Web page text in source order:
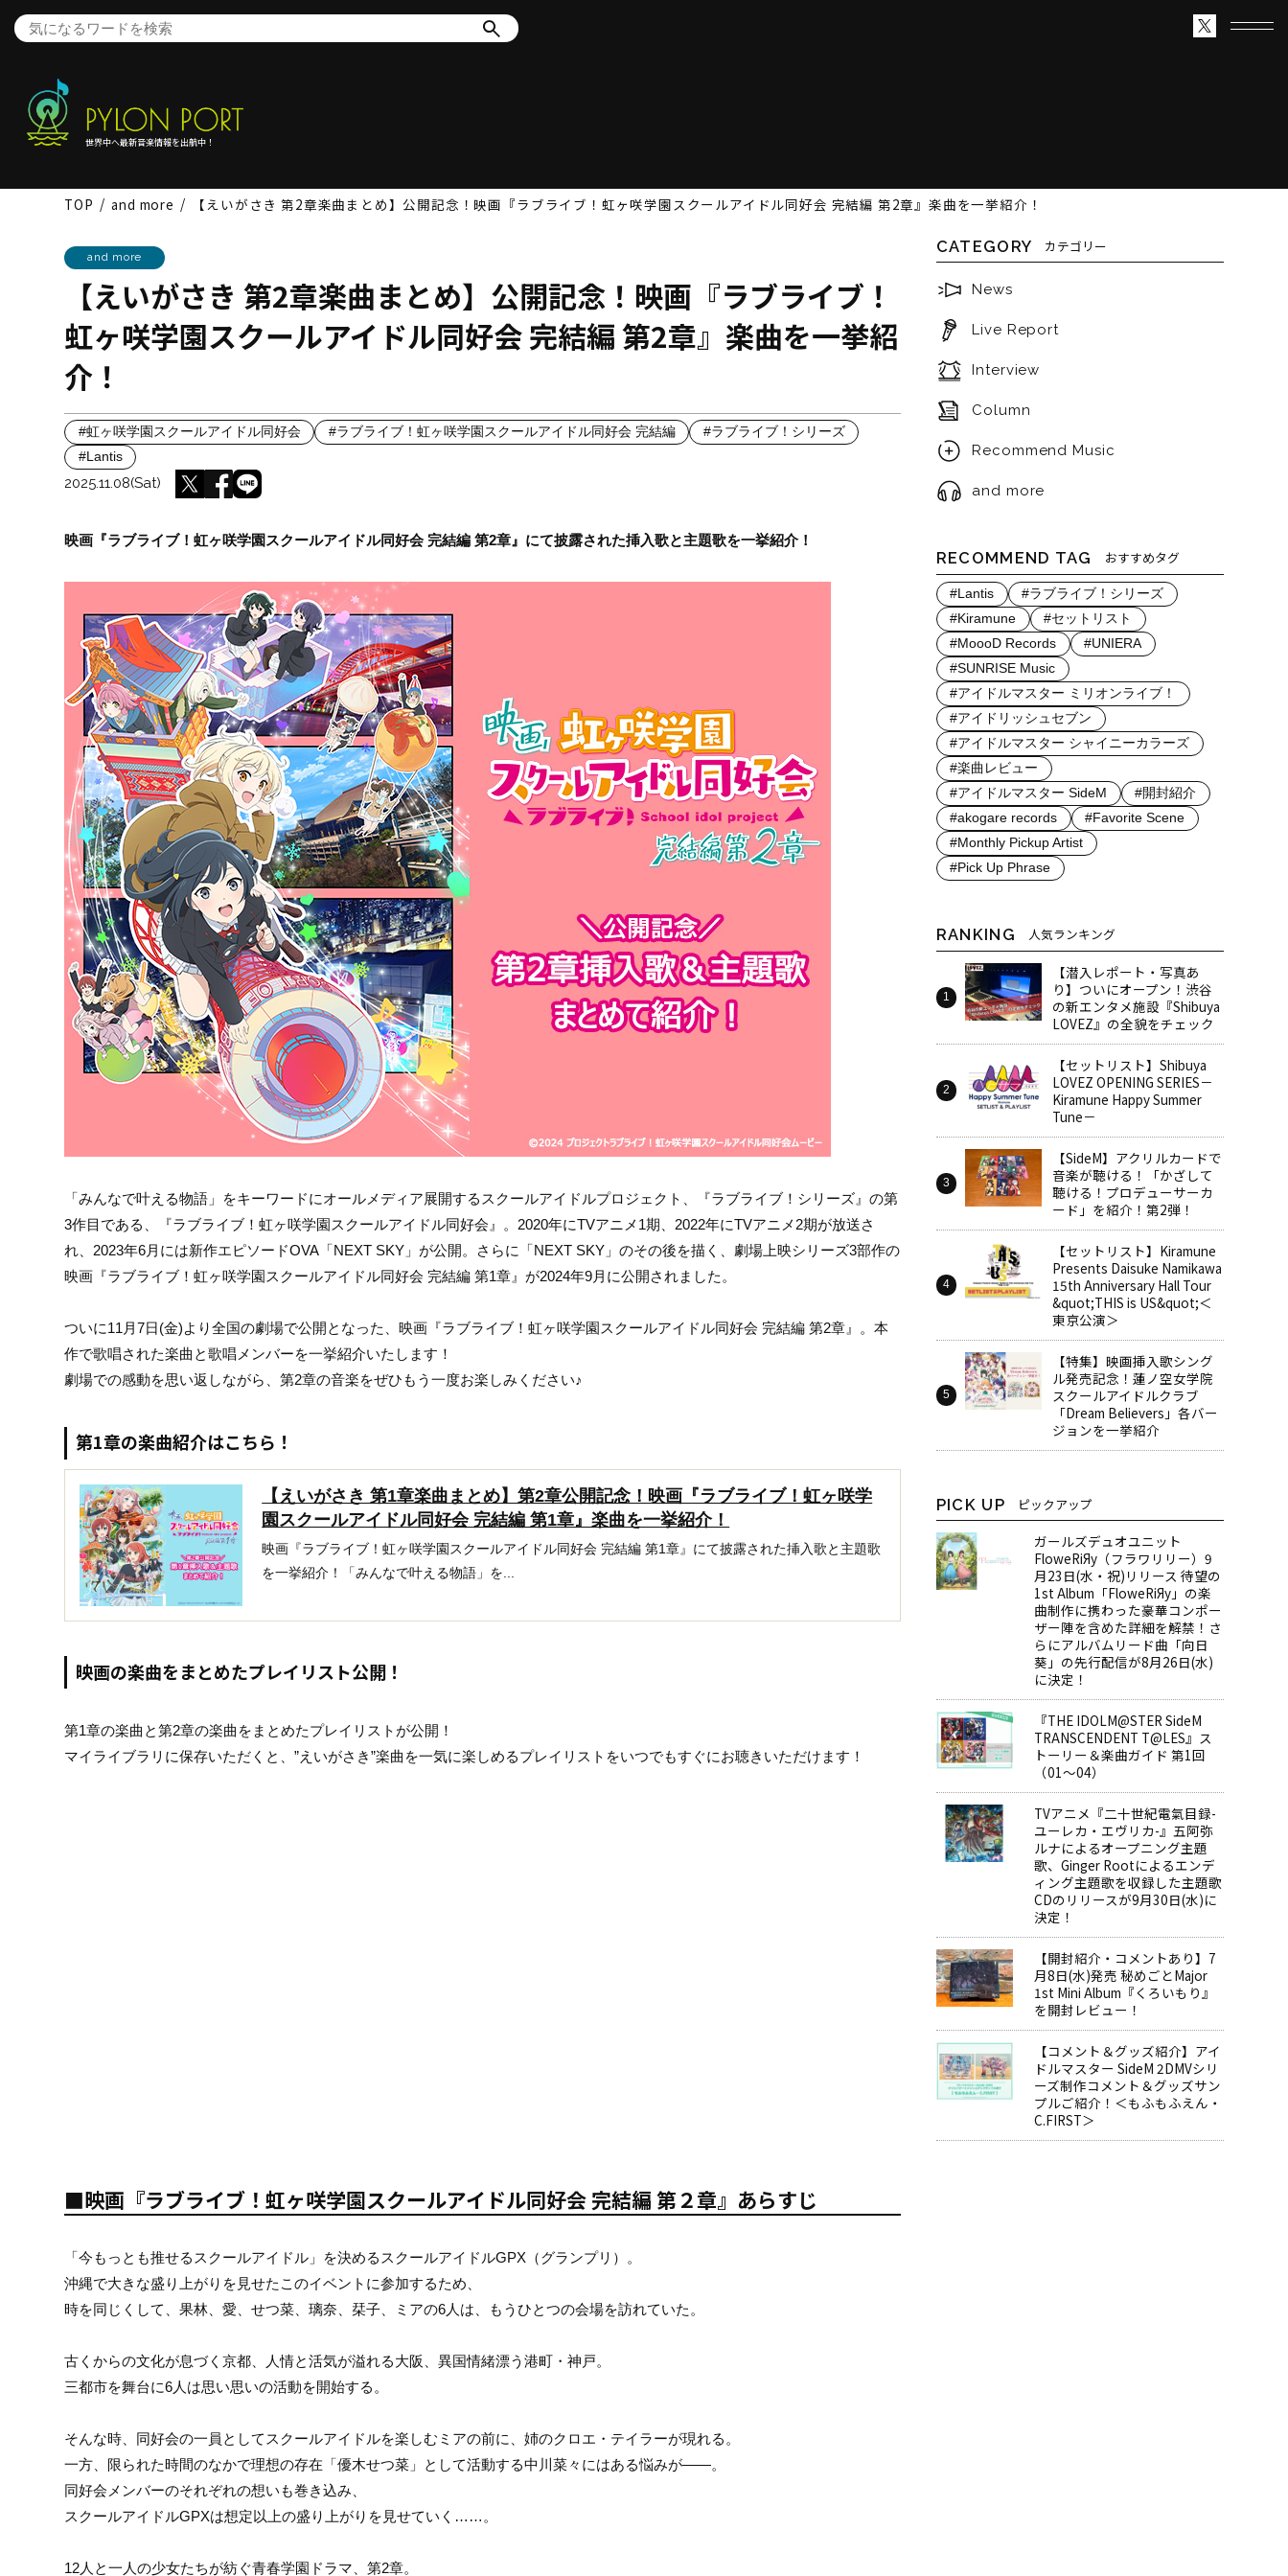
世界中へ最新音楽情報を出航中！
TOP and more 【えいがさき 第2章楽曲まとめ】公開記念！映画『ラブライブ！虹ヶ咲学園スクールアイドル同好会 完結編 第2章』楽曲を一挙紹介！
and more
【えいがさき 第2章楽曲まとめ】公開記念！映画『ラブライブ！
虹ヶ咲学園スクールアイドル同好会 完結編 第2章』楽曲を一挙紹
介！
#虹ヶ咲学園スクールアイドル同好会 #ラブライブ！虹ヶ咲学園スクールアイドル同好会 完結編
#ラブライブ！シリーズ
#Lantis
2025.11.08(Sat)
映画『ラブライブ！虹ヶ咲学園スクールアイドル同好会 完結編 第2章』にて披露された挿入歌と主題歌を一挙紹介！
「みんなで叶える物語」をキーワードにオールメディア展開するスクールアイドルプロジェクト、『ラブライブ！シリーズ』の第
3作目である、『ラブライブ！虹ヶ咲学園スクールアイドル同好会』。2020年にTVアニメ1期、2022年にTVアニメ2期が放送さ
れ、2023年6月には新作エピソードOVA「NEXT SKY」が公開。さらに「NEXT SKY」のその後を描く、劇場上映シリーズ3部作の
映画『ラブライブ！虹ヶ咲学園スクールアイドル同好会 完結編 第1章』が2024年9月に公開されました。
ついに11月7日(金)より全国の劇場で公開となった、映画『ラブライブ！虹ヶ咲学園スクールアイドル同好会 完結編 第2章』。本
作で歌唱された楽曲と歌唱メンバーを一挙紹介いたします！
劇場での感動を思い返しながら、第2章の音楽をぜひもう一度お楽しみください♪
第1章の楽曲紹介はこちら！
【えいがさき 第1章楽曲まとめ】第2章公開記念！映画『ラブライブ！虹ヶ咲学
園スクールアイドル同好会 完結編 第1章』楽曲を一挙紹介！
映画『ラブライブ！虹ヶ咲学園スクールアイドル同好会 完結編 第1章』にて披露された挿入歌と主題歌
を一挙紹介！「みんなで叶える物語」を...
映画の楽曲をまとめたプレイリスト公開！
第1章の楽曲と第2章の楽曲をまとめたプレイリストが公開！
マイライブラリに保存いただくと、”えいがさき”楽曲を一気に楽しめるプレイリストをいつでもすぐにお聴きいただけます！
■映画『ラブライブ！虹ヶ咲学園スクールアイドル同好会 完結編 第２章』あらすじ
「今もっとも推せるスクールアイドル」を決めるスクールアイドルGPX（グランプリ）。
沖縄で大きな盛り上がりを見せたこのイベントに参加するため、
時を同じくして、果林、愛、せつ菜、璃奈、栞子、ミアの6人は、もうひとつの会場を訪れていた。
古くからの文化が息づく京都、人情と活気が溢れる大阪、異国情緒漂う港町・神戸。
三都市を舞台に6人は思い思いの活動を開始する。
そんな時、同好会の一員としてスクールアイドルを楽しむミアの前に、姉のクロエ・テイラーが現れる。
一方、限られた時間のなかで理想の存在「優木せつ菜」として活動する中川菜々にはある悩みが――。
同好会メンバーのそれぞれの想いも巻き込み、
スクールアイドルGPXは想定以上の盛り上がりを見せていく……。
12人と一人の少女たちが紡ぐ青春学園ドラマ、第2章。
CATEGORY カテゴリー
News
Live Report
Interview
Column
Recommend Music
and more
RECOMMEND TAG おすすめタグ
#Lantis
#ラブライブ！シリーズ
#Kiramune
#セットリスト
#MoooD Records
#UNIERA
#SUNRISE Music
#アイドルマスター ミリオンライブ！
#アイドリッシュセブン
#アイドルマスター シャイニーカラーズ
#楽曲レビュー
#アイドルマスター SideM
#開封紹介
#akogare records
#Favorite Scene
#Monthly Pickup Artist
#Pick Up Phrase
RANKING 人気ランキング
【潜入レポート・写真あ
り】ついにオープン！渋谷
の新エンタメ施設『Shibuya
LOVEZ』の全貌をチェック
【セットリスト】Shibuya
LOVEZ OPENING SERIES－
Kiramune Happy Summer
Tune－
【SideM】アクリルカードで
音楽が聴ける！「かざして
聴ける！プロデューサーカ
ード」を紹介！第2弾！
【セットリスト】Kiramune
Presents Daisuke Namikawa
15th Anniversary Hall Tour
&quot;THIS is US&quot;＜
東京公演＞
【特集】映画挿入歌シング
ル発売記念！蓮ノ空女学院
スクールアイドルクラブ
「Dream Believers」各バー
ジョンを一挙紹介
PICK UP ピックアップ
ガールズデュオユニット
FloweRiЯy（フラワリリー）9
月23日(水・祝)リリース 待望の
1st Album「FloweRiЯy」の楽
曲制作に携わった豪華コンポー
ザー陣を含めた詳細を解禁！さ
らにアルバムリード曲「向日
葵」の先行配信が8月26日(水)
に決定！
『THE IDOLM@STER SideM
TRANSCENDENT T@LES』ス
トーリー＆楽曲ガイド 第1回
（01～04）
TVアニメ『二十世紀電氣目録-
ユーレカ・エヴリカ-』五阿弥
ルナによるオープニング主題
歌、Ginger Rootによるエンデ
ィング主題歌を収録した主題歌
CDのリリースが9月30日(水)に
決定！
【開封紹介・コメントあり】7
月8日(水)発売 秘めごとMajor
1st Mini Album『くろいもり』
を開封レビュー！
【コメント＆グッズ紹介】アイ
ドルマスター SideM 2DMVシリ
ーズ制作コメント＆グッズサン
プルご紹介！＜もふもふえん・
C.FIRST＞